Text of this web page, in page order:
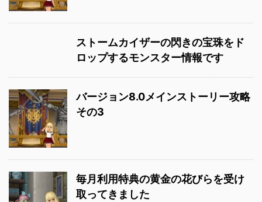
ストームカイザーの閃きの宝珠をド
ロップするモンスター情報です
バージョン8.0メインストーリー攻略
その3
毎月利用特典の黄金の花びらを受け
取ってきました